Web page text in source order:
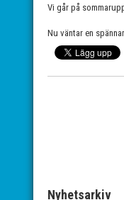
Vi går på
Nu väntar en
Nyhetsarkiv